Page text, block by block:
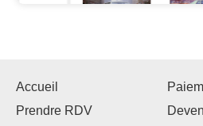
Accueil
Prendre RDV